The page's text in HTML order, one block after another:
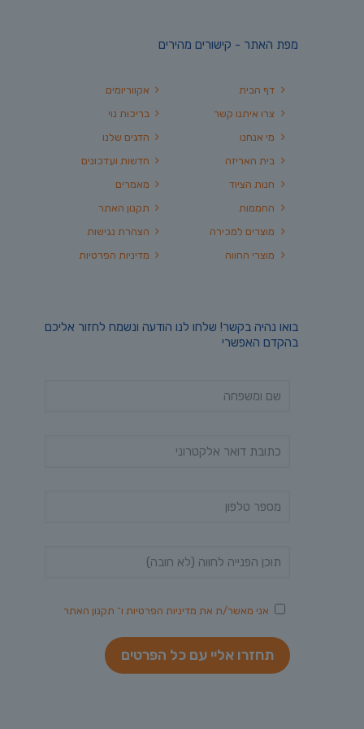
מפת האתר - קישורים מהירים
אקווריומים
בריכות נוי
הדגים שלנו
חדשות ועדכונים
מאמרים
תקנון האתר
הצהרת נגישות
מדיניות הפרטיות
דף הבית
צרו איתנו קשר
מי אנחנו
בית האריזה
חנות הציוד
החממות
מוצרים למכירה
מוצרי החווה
בואו נהיה בקשר! שלחו לנו הודעה ונשמח לחזור אליכם
בהקדם האפשרי
אני מאשר/ת את מדיניות הפרטיות ו־ תקנון האתר